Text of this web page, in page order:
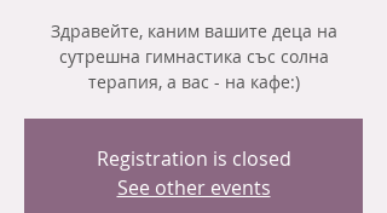
Здравейте, каним вашите деца на
сутрешна гимнастика със солна
терапия, а вас - на кафе:)
Registration is closed
See other events